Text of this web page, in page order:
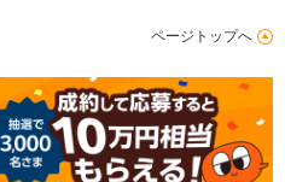
ページトップへ